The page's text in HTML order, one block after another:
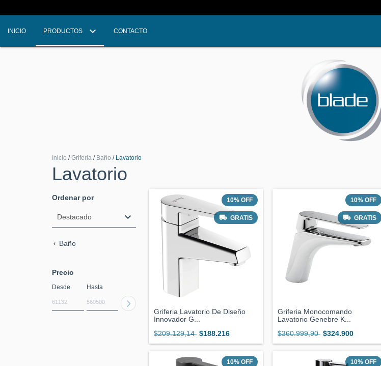
INICIO PRODUCTOS CONTACTO
Inicio / Griferia / Baño / Lavatorio
Lavatorio
Ordenar por
Baño
Precio
Desde Hasta
10% OFF
GRATIS
Griferia Lavatorio De Diseño
Innovador G...
$209.129,14 $188.216
10% OFF
GRATIS
Griferia Monocomando
Lavatorio Genebre K...
$360.999,90 $324.900
10% OFF 10% OFF